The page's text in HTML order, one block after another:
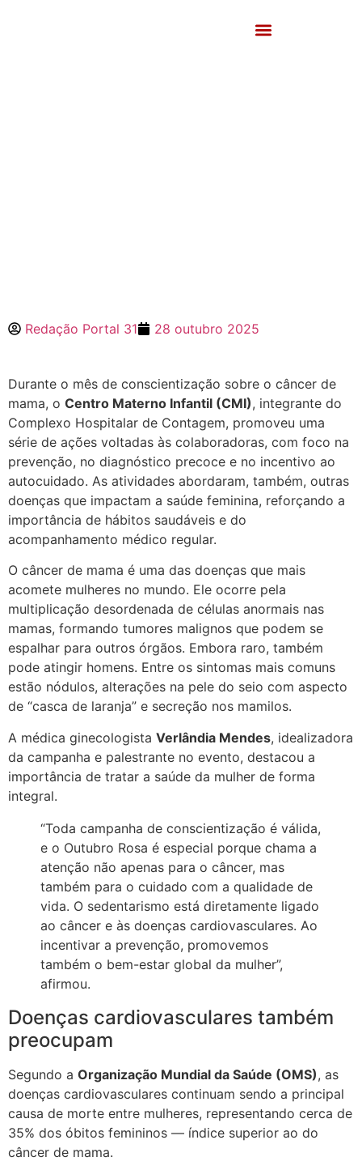
Redação Portal 31 28 outubro 2025
Durante o mês de conscientização sobre o câncer de
mama, o Centro Materno Infantil (CMI), integrante do
Complexo Hospitalar de Contagem, promoveu uma
série de ações voltadas às colaboradoras, com foco na
prevenção, no diagnóstico precoce e no incentivo ao
autocuidado. As atividades abordaram, também, outras
doenças que impactam a saúde feminina, reforçando a
importância de hábitos saudáveis e do
acompanhamento médico regular.
O câncer de mama é uma das doenças que mais
acomete mulheres no mundo. Ele ocorre pela
multiplicação desordenada de células anormais nas
mamas, formando tumores malignos que podem se
espalhar para outros órgãos. Embora raro, também
pode atingir homens. Entre os sintomas mais comuns
estão nódulos, alterações na pele do seio com aspecto
de “casca de laranja” e secreção nos mamilos.
A médica ginecologista Verlândia Mendes, idealizadora
da campanha e palestrante no evento, destacou a
importância de tratar a saúde da mulher de forma
integral.
“Toda campanha de conscientização é válida,
e o Outubro Rosa é especial porque chama a
atenção não apenas para o câncer, mas
também para o cuidado com a qualidade de
vida. O sedentarismo está diretamente ligado
ao câncer e às doenças cardiovasculares. Ao
incentivar a prevenção, promovemos
também o bem-estar global da mulher”,
afirmou.
Doenças cardiovasculares também
preocupam
Segundo a Organização Mundial da Saúde (OMS), as
doenças cardiovasculares continuam sendo a principal
causa de morte entre mulheres, representando cerca de
35% dos óbitos femininos — índice superior ao do
câncer de mama.